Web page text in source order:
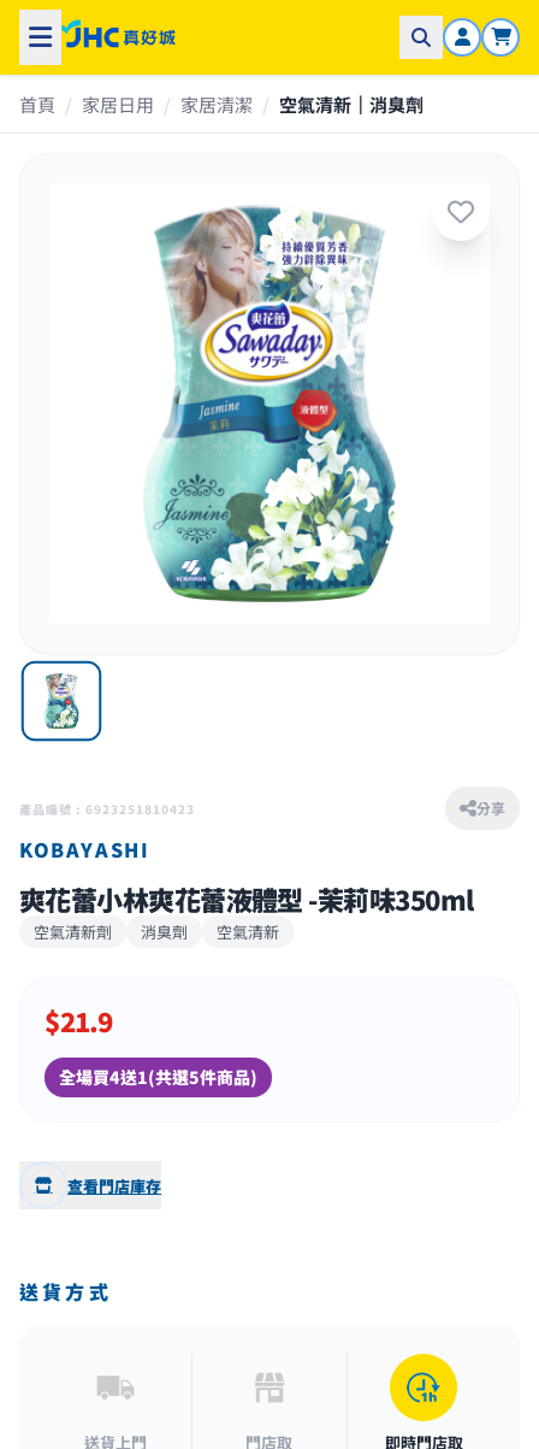
首頁 / 家居日用 / 家居清潔 / 空氣清新｜消臭劑
產品編號 : 6923251810423 分享
KOBAYASHI
爽花蕾小林爽花蕾液體型 -茉莉味350ml
空氣清新劑 消臭劑 空氣清新
$21.9
全場買4送1(共選5件商品)
查看門店庫存
送貨方式
送貨上門 門店取 即時門店取